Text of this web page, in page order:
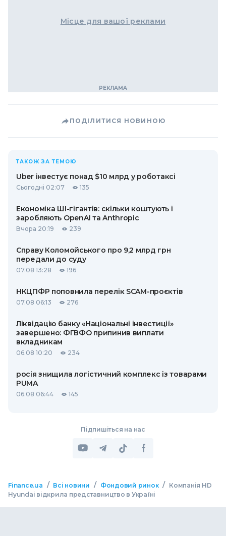
Місце для вашої реклами
ПОДІЛИТИСЯ НОВИНОЮ
ТАКОЖ ЗА ТЕМОЮ
Uber інвестує понад $10 млрд у роботаксі
Сьогодні 02:07 135
Економіка ШІ-гігантів: скільки коштують і
заробляють OpenAI та Anthropic
Вчора 20:19 239
Справу Коломойського про 9,2 млрд грн
передали до суду
07.08 13:28 196
НКЦПФР поповнила перелік SCAM-проєктів
07.08 06:13 276
Ліквідацію банку «Національні інвестиції»
завершено: ФГВФО припинив виплати
вкладникам
06.08 10:20 234
росія знищила логістичний комплекс із товарами
PUMA
06.08 06:44 145
Підпишіться на нас
Finance.ua / Всі новини / Фондовий ринок / Компанія HD
Hyundai відкрила представництво в Україні